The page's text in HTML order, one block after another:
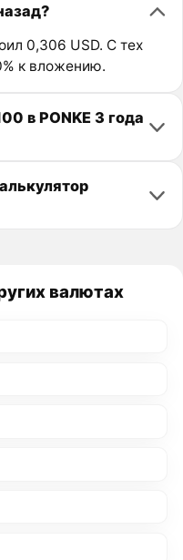
0,306 USD. С тех
к вложению.
в PONKE 3 года
валютах